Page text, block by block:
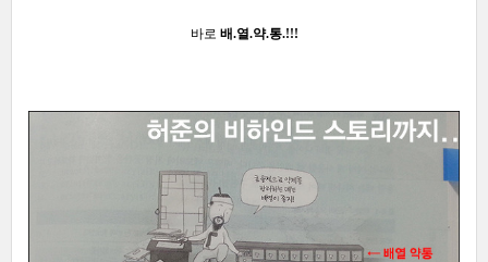
바로 배.열.약.통.!!!